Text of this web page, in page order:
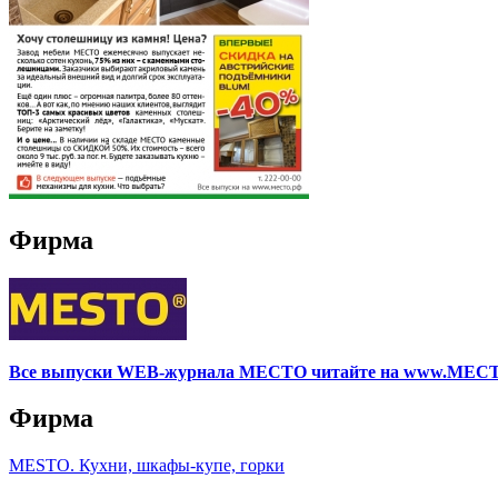
Фирма
Все выпуски WEB-журнала МЕСТО читайте на
Фирма
MESTO. Кухни, шкафы-купе, горки